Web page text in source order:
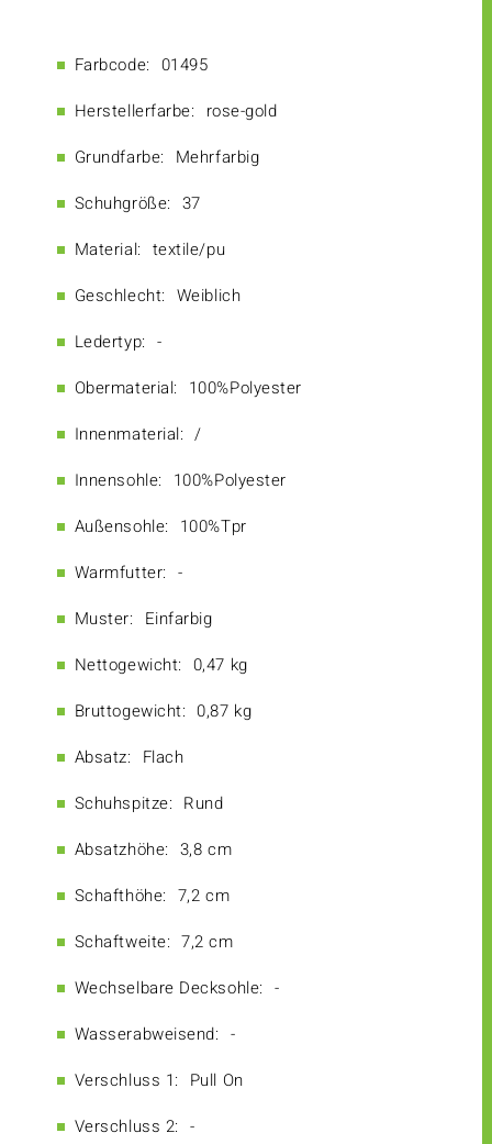
Farbcode: 01495
Herstellerfarbe: rose-gold
Grundfarbe: Mehrfarbig
Schuhgröße: 37
Material: textile/pu
Geschlecht: Weiblich
Ledertyp: -
Obermaterial: 100%Polyester
Innenmaterial: /
Innensohle: 100%Polyester
Außensohle: 100%Tpr
Warmfutter: -
Muster: Einfarbig
Nettogewicht: 0,47 kg
Bruttogewicht: 0,87 kg
Absatz: Flach
Schuhspitze: Rund
Absatzhöhe: 3,8 cm
Schafthöhe: 7,2 cm
Schaftweite: 7,2 cm
Wechselbare Decksohle: -
Wasserabweisend: -
Verschluss 1: Pull On
Verschluss 2: -